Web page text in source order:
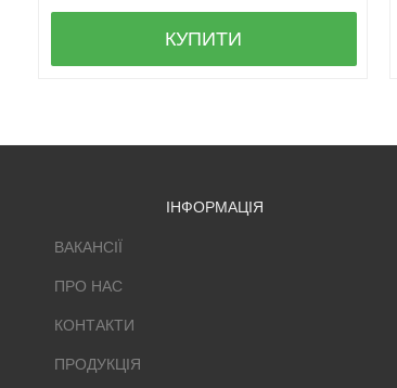
КУПИТИ
ІНФОРМАЦІЯ
ВАКАНСІЇ
ПРО НАС
КОНТАКТИ
ПРОДУКЦІЯ